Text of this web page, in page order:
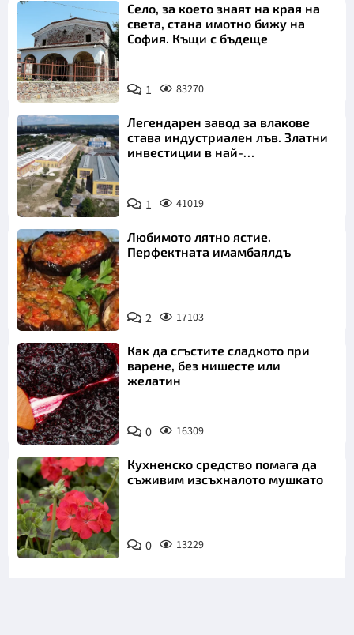
Село, за което знаят на края на
света, стана имотно бижу на
София. Къщи с бъдеще
1 83270
Легендарен завод за влакове
става индустриален лъв. Златни
инвестиции в най-
1 41019
Любимото лятно ястие.
Перфектната имамбаялдъ
2 17103
Как да сгъстите сладкото при
варене, без нишесте или
желатин
0 16309
Кухненско средство помага да
съживим изсъхналото мушкато
0 13229